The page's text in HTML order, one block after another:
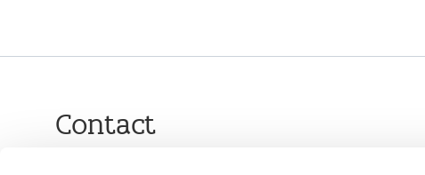
Contact